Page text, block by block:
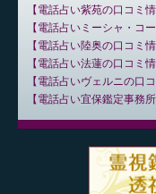
電話占い紫苑の口コミ
電話占いミーシャ・コ
電話占い陸奥の口コミ
電話占い法蓮の口コミ
電話占いヴェルニの口
電話占い宜保鑑定事務